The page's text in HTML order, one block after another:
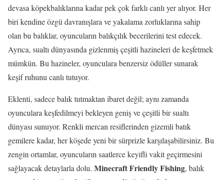
devasa köpekbalıklarına kadar pek çok farklı canlı yer alıyor. Her
biri kendine özgü davranışlara ve yakalama zorluklarına sahip
olan bu balıklar, oyuncuların balıkçılık becerilerini test edecek.
Ayrıca, sualtı dünyasında gizlenmiş çeşitli hazineleri de keşfetmek
mümkün. Bu hazineler, oyunculara benzersiz ödüller sunarak
keşif ruhunu canlı tutuyor.
Eklenti, sadece balık tutmaktan ibaret değil; aynı zamanda
oyunculara keşfedilmeyi bekleyen geniş ve çeşitli bir sualtı
dünyası sunuyor. Renkli mercan resiflerinden gizemli batık
gemilere kadar, her köşede yeni bir sürprizle karşılaşabilirsiniz. Bu
zengin ortamlar, oyuncuların saatlerce keyifli vakit geçirmesini
sağlayacak detaylarla dolu. Minecraft Friendly Fishing, balık